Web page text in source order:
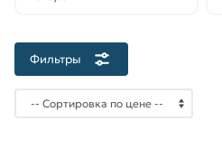
Фильтры
стенки